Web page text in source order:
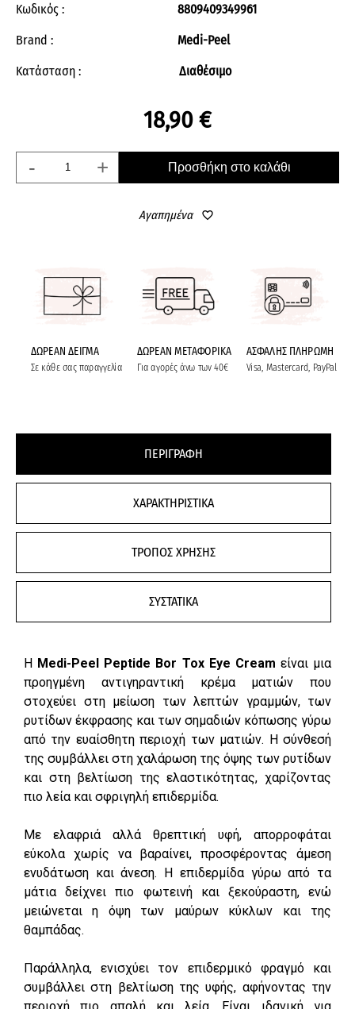
Κωδικός : 8809409349961
Brand : Medi-Peel
Κατάσταση : Διαθέσιμο
18,90 €
- + Προσθήκη στο καλάθι
ΔΩΡΕΑΝ ΔΕΙΓΜΑ
Σε κάθε σας παραγγελία
ΔΩΡΕΑΝ ΜΕΤΑΦΟΡΙΚΑ
Για αγορές άνω των 40€
ΑΣΦΑΛΗΣ ΠΛΗΡΩΜΗ
Visa, Mastercard, PayPal
Αγαπημένα favorite_border
ΠΕΡΙΓΡΑΦΗ
ΧΑΡΑΚΤΗΡΙΣΤΙΚΑ
ΤΡΟΠΟΣ ΧΡΗΣΗΣ
ΣΥΣΤΑΤΙΚΑ
Η Medi-Peel Peptide Bor Tox Eye Cream είναι μια
προηγμένη αντιγηραντική κρέμα ματιών που
στοχεύει στη μείωση των λεπτών γραμμών, των
ρυτίδων έκφρασης και των σημαδιών κόπωσης γύρω
από την ευαίσθητη περιοχή των ματιών. Η σύνθεσή
της συμβάλλει στη χαλάρωση της όψης των ρυτίδων
και στη βελτίωση της ελαστικότητας, χαρίζοντας
πιο λεία και σφριγηλή επιδερμίδα.
Με ελαφριά αλλά θρεπτική υφή, απορροφάται
εύκολα χωρίς να βαραίνει, προσφέροντας άμεση
ενυδάτωση και άνεση. Η επιδερμίδα γύρω από τα
μάτια δείχνει πιο φωτεινή και ξεκούραστη, ενώ
μειώνεται η όψη των μαύρων κύκλων και της
θαμπάδας.
Παράλληλα, ενισχύει τον επιδερμικό φραγμό και
συμβάλλει στη βελτίωση της υφής, αφήνοντας την